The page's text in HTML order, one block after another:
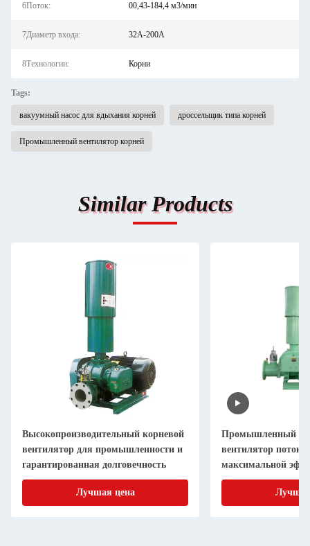
6Поток: 00,43-184,4 м3/мин
7Диаметр входа: 32A-200A
8Технологии: Корни
Tags:
вакуумный насос для вдыхания корней дроссельщик типа корней
Промышленный вентилятор корней
Similar Products
Высокопроизводительный корневой
вентилятор для промышленности и
гарантированная долговечность
Лучшая цена
Промышленный
вентилятор поток
максимальной
долговечности